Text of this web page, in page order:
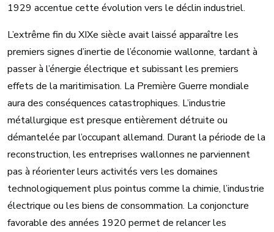
1929 accentue cette évolution vers le déclin industriel.
L’extrême fin du XIXe siècle avait laissé apparaître les
premiers signes d’inertie de l’économie wallonne, tardant à
passer à l’énergie électrique et subissant les premiers
effets de la maritimisation. La Première Guerre mondiale
aura des conséquences catastrophiques. L’industrie
métallurgique est presque entièrement détruite ou
démantelée par l’occupant allemand. Durant la période de la
reconstruction, les entreprises wallonnes ne parviennent
pas à réorienter leurs activités vers les domaines
technologiquement plus pointus comme la chimie, l’industrie
électrique ou les biens de consommation. La conjoncture
favorable des années 1920 permet de relancer les